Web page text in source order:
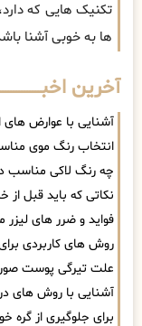
تکنیک ‌هایی که
ها به خوبی آشنا
آخرین
آشنایی با عوارض های
انتخاب رنگ موی
چه رنگ لاکی
نکاتی که باید قبل از
فواید و ضرر های لیزر
روش های کاربردی
علت تیرگی پوست
آشنایی با روش های
برای جلوگیری از گره